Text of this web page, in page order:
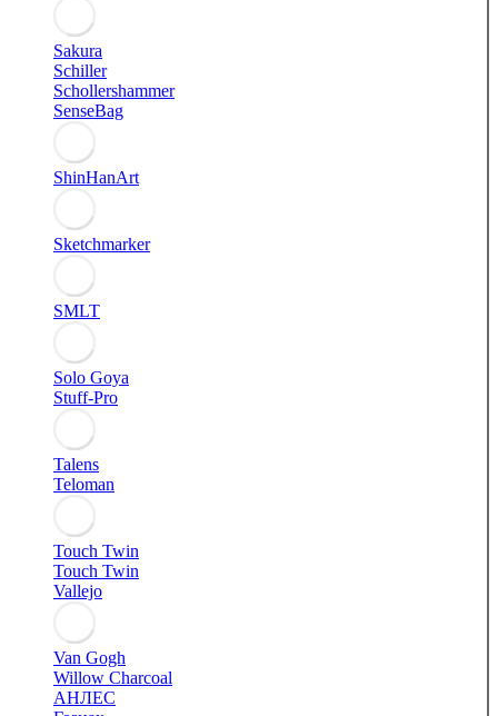
Sakura
Schiller
Schollershammer
SenseBag
ShinHanArt
Sketchmarker
SMLT
Solo Goya
Stuff-Pro
Talens
Teloman
Touch Twin
Touch Twin
Vallejo
Van Gogh
Willow Charcoal
АНЛЕС